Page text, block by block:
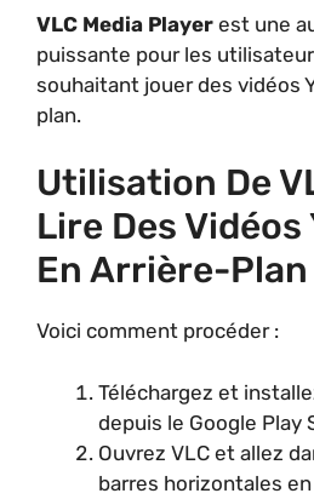
VLC Media Player est une
puissante pour les
souhaitant jouer des vidéos
plan.
Utilisation De
Lire Des Vidéos
En Arrière-Plan
Voici comment procéder :
Téléchargez et
depuis le Google Play
Ouvrez VLC et allez
barres horizontales